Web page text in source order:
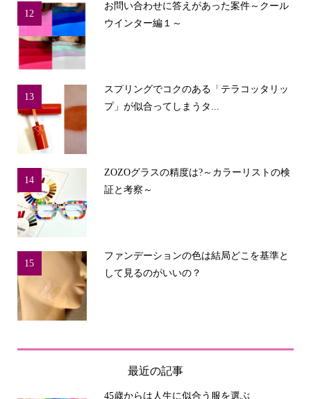
12
お問い合わせに答えがあった案件～クール
ウインター編１～
13
スプリングでコクのある「テラコッタリッ
プ」が似合ってしまうタ...
14
ZOZOグラスの精度は?～カラーリストの検
証と考察～
15
ファンデーションの色は結局どこを基準と
して見るのがいいの？
最近の記事
45歳からは人生に似合う服を選ぶ